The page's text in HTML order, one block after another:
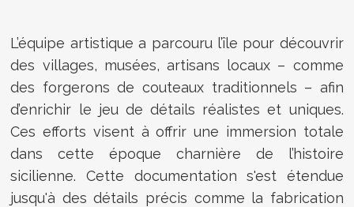
L’équipe artistique a parcouru l’île pour découvrir
des villages, musées, artisans locaux – comme
des forgerons de couteaux traditionnels – afin
d’enrichir le jeu de détails réalistes et uniques.
Ces efforts visent à offrir une immersion totale
dans cette époque charnière de l’histoire
sicilienne. Cette documentation s'est étendue
jusqu'à des détails précis comme la fabrication